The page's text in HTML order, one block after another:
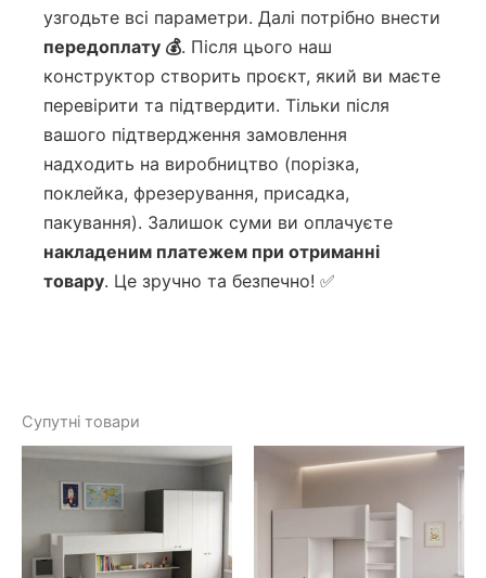
узгодьте всі параметри. Далі потрібно внести
передоплату 💰. Після цього наш
конструктор створить проєкт, який ви маєте
перевірити та підтвердити. Тільки після
вашого підтвердження замовлення
надходить на виробництво (порізка,
поклейка, фрезерування, присадка,
пакування). Залишок суми ви оплачуєте
накладеним платежем при отриманні
товару. Це зручно та безпечно! ✅
Супутні товари